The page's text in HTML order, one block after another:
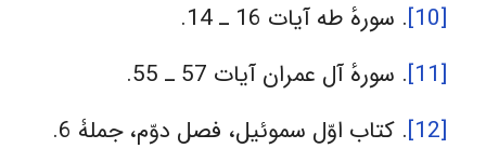
[10]
. سورهٔ طه آیات 16 ـ 14.
[11]
. سورهٔ آل عمران آیات 57 ـ 55.
[12]
. کتاب اوّل سموئیل، فصل دوّم، جملۀ 6.